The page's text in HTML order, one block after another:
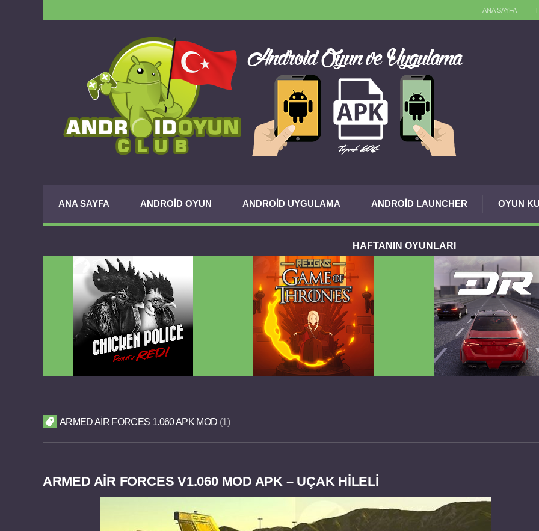
ANA SAYFA
ANA SAYFA ANDROID OYUN ANDROID UYGULAMA ANDROID LAUNCHER OYUN
HAFTANIN OYUNLARI
ARMED AIR FORCES 1.060 APK MOD 1
ARMED AIR FORCES V1.060 MOD APK – UÇAK HİLELİ